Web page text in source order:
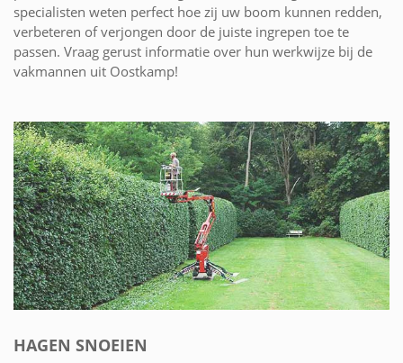
specialisten weten perfect hoe zij uw boom kunnen redden,
verbeteren of verjongen door de juiste ingrepen toe te
passen. Vraag gerust informatie over hun werkwijze bij de
vakmannen uit Oostkamp!
HAGEN SNOEIEN